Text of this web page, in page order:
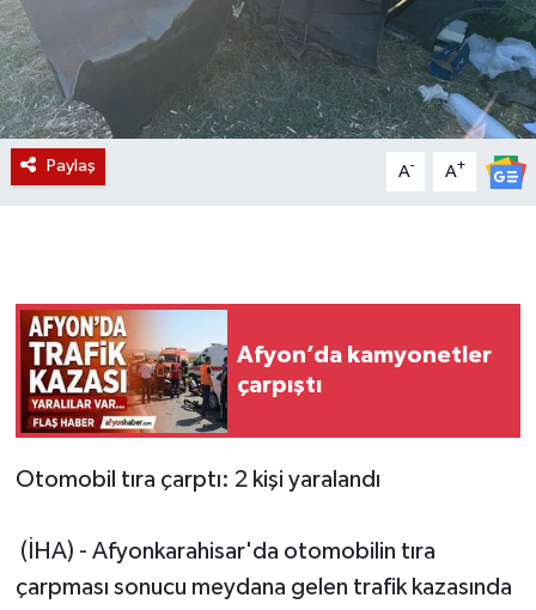
Paylaş A- A+
Afyon’da kamyonetler
çarpıştı
Otomobil tıra çarptı: 2 kişi yaralandı
(İHA) - Afyonkarahisar'da otomobilin tıra
çarpması sonucu meydana gelen trafik kazasında